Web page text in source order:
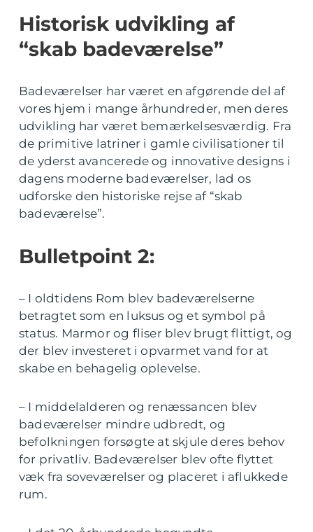
Historisk udvikling af
“skab badeværelse”
Badeværelser har været en afgørende del af
vores hjem i mange århundreder, men deres
udvikling har været bemærkelsesværdig. Fra
de primitive latriner i gamle civilisationer til
de yderst avancerede og innovative designs i
dagens moderne badeværelser, lad os
udforske den historiske rejse af “skab
badeværelse”.
Bulletpoint 2:
– I oldtidens Rom blev badeværelserne
betragtet som en luksus og et symbol på
status. Marmor og fliser blev brugt flittigt, og
der blev investeret i opvarmet vand for at
skabe en behagelig oplevelse.
– I middelalderen og renæssancen blev
badeværelser mindre udbredt, og
befolkningen forsøgte at skjule deres behov
for privatliv. Badeværelser blev ofte flyttet
væk fra soveværelser og placeret i aflukkede
rum.